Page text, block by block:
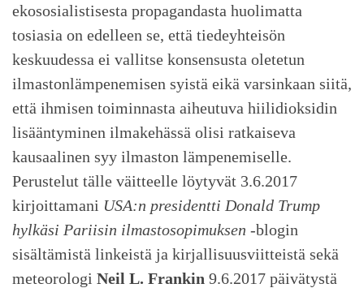
ekososialistisesta propagandasta huolimatta
tosiasia on edelleen se, että tiedeyhteisön
keskuudessa ei vallitse konsensusta oletetun
ilmastonlämpenemisen syistä eikä varsinkaan siitä,
että ihmisen toiminnasta aiheutuva hiilidioksidin
lisääntyminen ilmakehässä olisi ratkaiseva
kausaalinen syy ilmaston lämpenemiselle.
Perustelut tälle väitteelle löytyvät 3.6.2017
kirjoittamani USA:n presidentti Donald Trump
hylkäsi Pariisin ilmastosopimuksen -blogin
sisältämistä linkeistä ja kirjallisuusviitteistä sekä
meteorologi Neil L. Frankin 9.6.2017 päivätystä